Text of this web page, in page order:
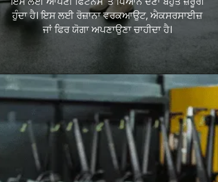
ਹੁੰਦਾ ਹੈ। ਇਸ ਲਈ ਰੋਜ਼ਾਨਾ ਵਰਕਆਉਟ, ਐਕਸਰਸਾਈਜ਼